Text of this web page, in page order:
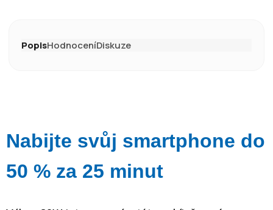
PopisHodnoceníDiskuze
Nabijte svůj smartphone do
50 % za 25 minut